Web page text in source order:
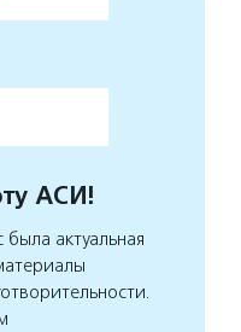
АСИ!
актуальная